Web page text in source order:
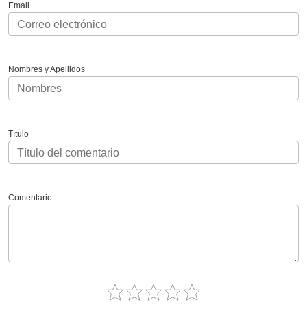
Email
Nombres y Apellidos
Título
Comentario